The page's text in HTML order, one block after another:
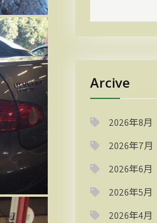
Arcive
2026年8月
2026年7月
2026年6月
2026年5月
2026年4月